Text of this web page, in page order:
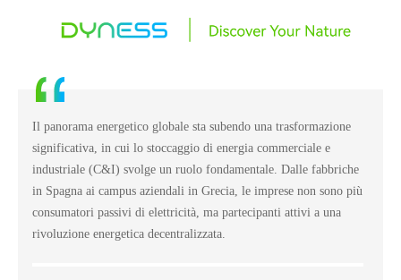
Il panorama energetico globale sta subendo una trasformazione
significativa, in cui lo stoccaggio di energia commerciale e
industriale (C&I) svolge un ruolo fondamentale. Dalle fabbriche
in Spagna ai campus aziendali in Grecia, le imprese non sono più
consumatori passivi di elettricità, ma partecipanti attivi a una
rivoluzione energetica decentralizzata.